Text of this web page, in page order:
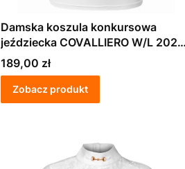
Damska koszula konkursowa
jeździecka COVALLIERO W/L 2025
biała
Cena
189,00 zł
Zobacz produkt